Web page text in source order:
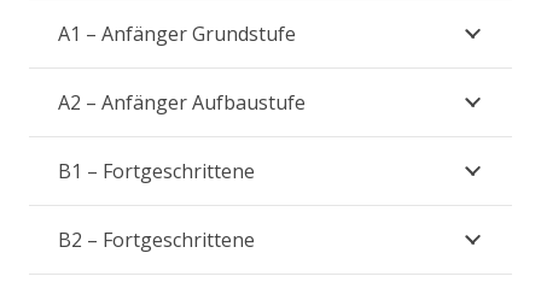
A1 – Anfänger Grundstufe
A2 – Anfänger Aufbaustufe
B1 – Fortgeschrittene
B2 – Fortgeschrittene